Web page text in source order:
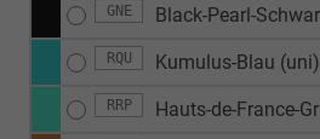
GNE Black-Pearl-
RQU Kumulus-Blau (uni)
RRP Hauts-de-France-